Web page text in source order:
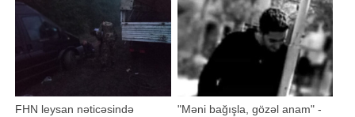
FHN leysan nəticəsində
"Məni bağışla, gözəl anam" -